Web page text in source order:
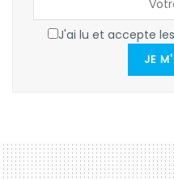
J'ai lu et accepte
JE